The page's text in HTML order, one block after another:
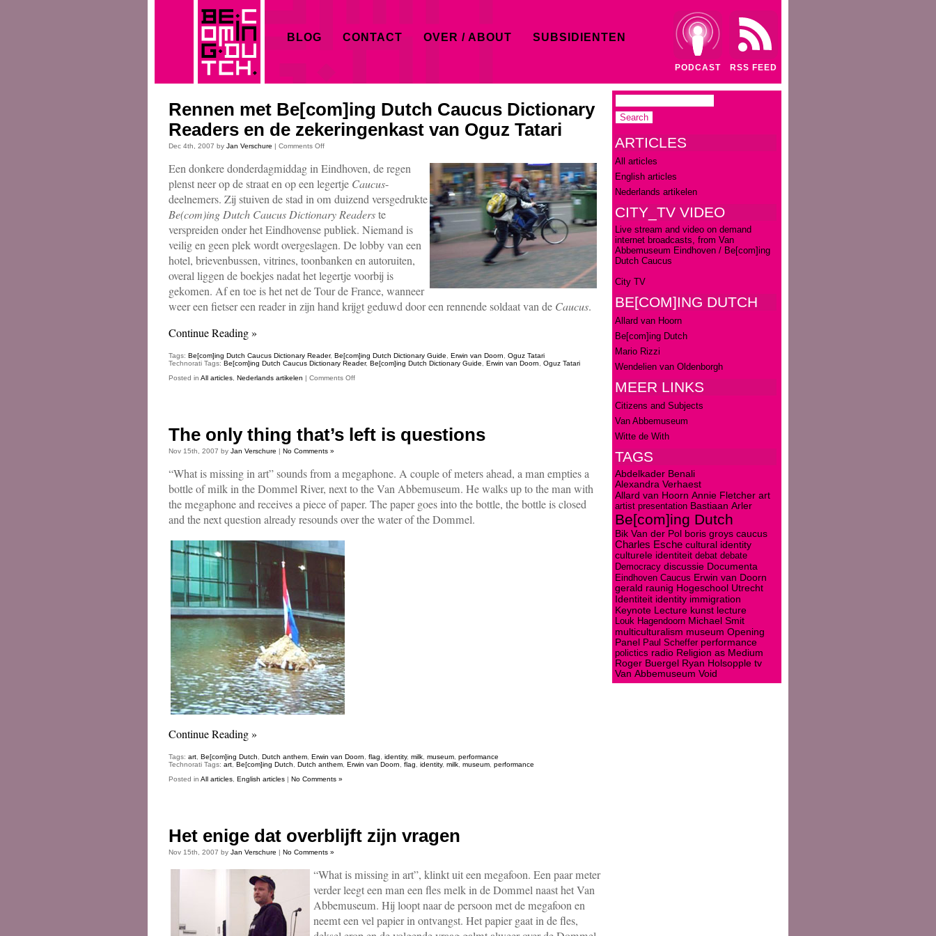
BLOG CONTACT OVER / ABOUT SUBSIDIENTEN
RSS FEED
PODCAST
Rennen met Be[com]ing Dutch Caucus Dictionary
Readers en de zekeringenkast van Oguz Tatari
Dec 4th, 2007 by Jan Verschure | Comments Off
Een donkere donderdagmiddag in Eindhoven, de regen
plenst neer op de straat en op een legertje Caucus-
deelnemers. Zij stuiven de stad in om duizend versgedrukte
Be(com)ing Dutch Caucus Dictionary Readerste
verspreiden onder het Eindhovense publiek. Niemand is
veilig en geen plek wordt overgeslagen. De lobby van een
hotel, brievenbussen, vitrines, toonbanken en autoruiten,
overal liggen de boekjes nadat het legertje voorbij is
gekomen. Af en toe is het net de Tour de France, wanneer
weer een fietser een reader in zijn hand krijgt geduwd door een rennende soldaat van de Caucus.
Continue Reading »
Tags: Be[com]ing Dutch Caucus Dictionary Reader, Be[com]ing Dutch Dictionary Guide, Erwin van Doorn, Oguz Tatari
Technorati Tags: Be[com]ing Dutch Caucus Dictionary Reader, Be[com]ing Dutch Dictionary Guide, Erwin van Doorn, Oguz Tatari
Posted in All articles, Nederlands artikelen Comments Off
The only thing that’s left is questions
Nov 15th, 2007 by Jan Verschure | No Comments »
“What is missing in art” sounds from a megaphone. A couple of meters ahead, a man empties a
bottle of milk in the Dommel River, next to the Van Abbemuseum. He walks up to the man with
the megaphone and receives a piece of paper. The paper goes into the bottle, the bottle is closed
and the next question already resounds over the water of the Dommel.
Continue Reading »
Tags: art, Be[com]ing Dutch, Dutch anthem, Erwin van Doorn, flag, identity, milk, museum, performance
Technorati Tags: art, Be[com]ing Dutch, Dutch anthem, Erwin van Doorn, flag, identity, milk, museum, performance
Posted in All articles, English articles | No Comments »
Het enige dat overblijft zijn vragen
Nov 15th, 2007 by Jan Verschure | No Comments »
“What is missing in art”, klinkt uit een megafoon. Een paar meter
verder leegt een man een fles melk in de Dommel naast het Van
Abbemuseum. Hij loopt naar de persoon met de megafoon en
neemt een vel papier in ontvangst. Het papier gaat in de fles,
ARTICLES
All articles
English articles
Nederlands artikelen
CITY_TV VIDEO
Live stream and video on demand
internet broadcasts, from Van
Abbemuseum Eindhoven / Be[com]ing
Dutch Caucus
City TV
BE[COM]ING DUTCH
Allard van Hoorn
Be[com]ing Dutch
Mario Rizzi
Wendelien van Oldenborgh
MEER LINKS
Citizens and Subjects
Van Abbemuseum
Witte de With
TAGS
Abdelkader Benali
Alexandra Verhaest
Allard van Hoorn Annie Fletcher art
artist presentation Bastiaan Arler
Be[com]ing Dutch
Bik Van der Pol boris groys caucus
Charles Esche cultural identity
culturele identiteit debat debate
Democracy discussie Documenta
Eindhoven Caucus Erwin van Doorn
gerald raunig Hogeschool Utrecht
Identiteit identity immigration
Keynote Lecture kunst lecture
Louk Hagendoorn Michael Smit
multiculturalism museum Opening
Panel Paul Scheffer performance
polictics radio Religion as Medium
Roger Buergel Ryan Holsopple tv
Van Abbemuseum Void